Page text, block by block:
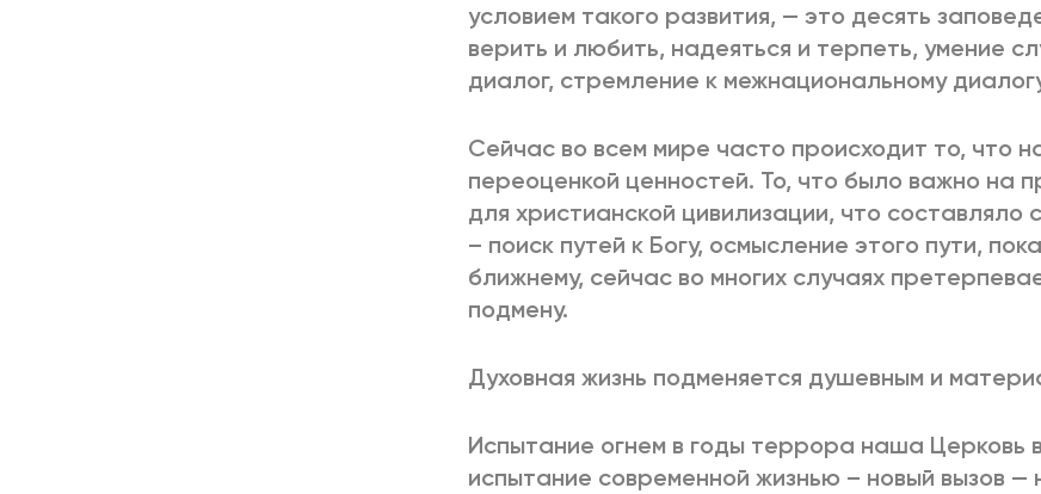
условием такого развития, — это десять
верить и любить, надеяться и терпеть, умение
диалог, стремление к межнациональному
Сейчас во всем мире часто происходит то, что
переоценкой ценностей. То, что было важно на
для христианской цивилизации, что составляло
– поиск путей к Богу, осмысление этого пути,
ближнему, сейчас во многих случаях
подмену.
Духовная жизнь подменяется душевным и
Испытание огнем в годы террора наша Церковь
испытание современной жизнью – новый вызов —